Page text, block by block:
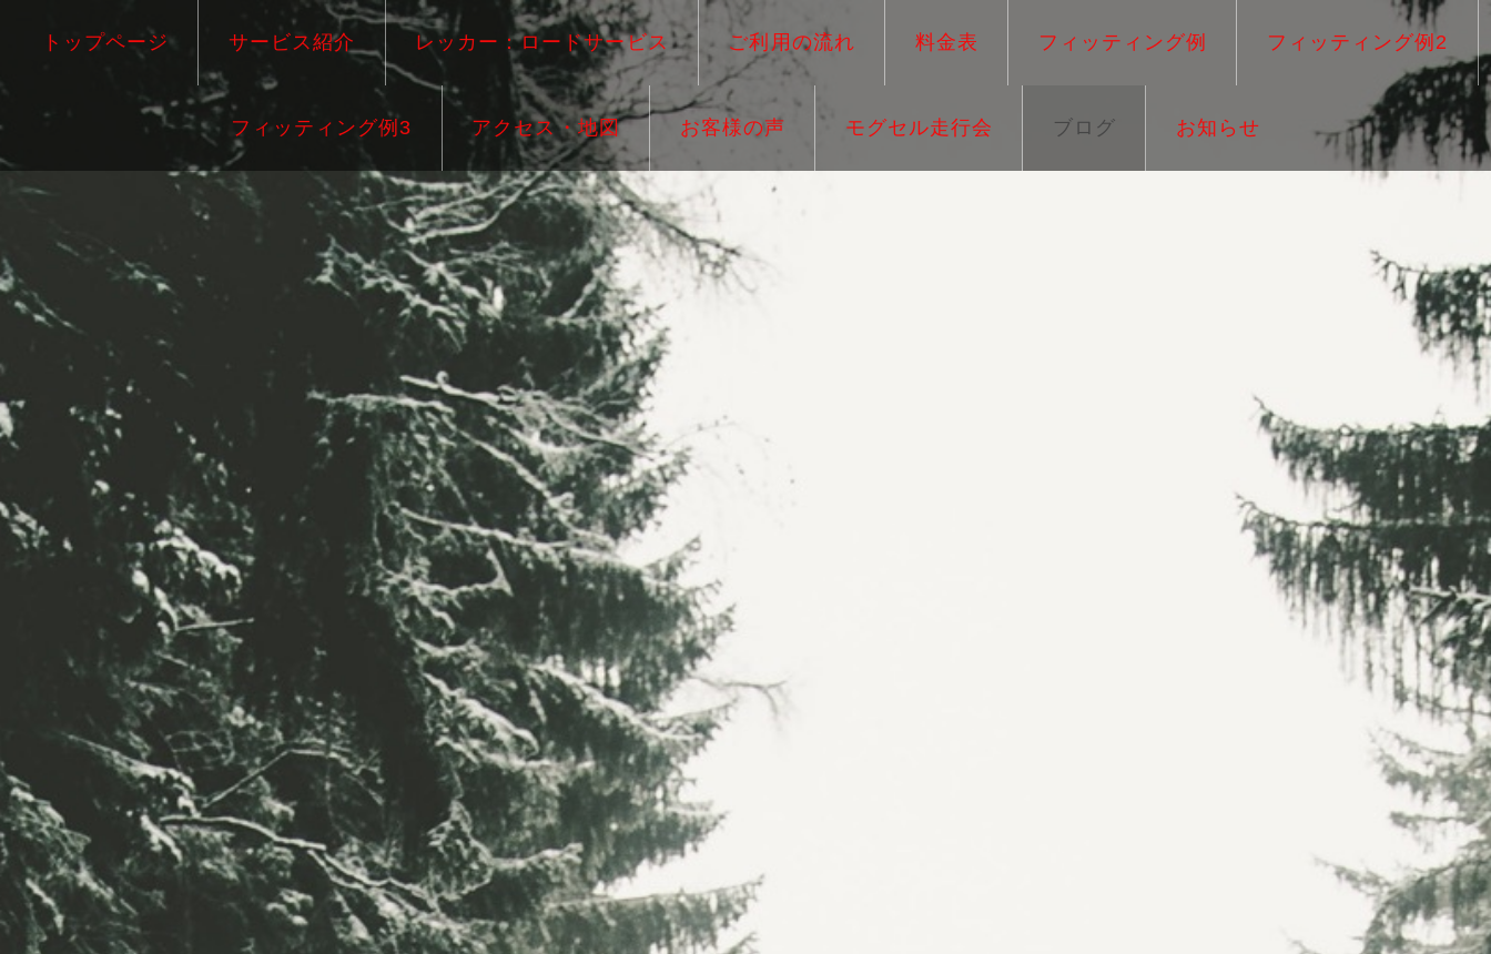
トップページ サービス紹介 レッカー：ロードサービス ご利用の流れ 料金表 フィッティング例 フィッティング例2
フィッティング例3 アクセス・地図 お客様の声 モグセル走行会 ブログ お知らせ